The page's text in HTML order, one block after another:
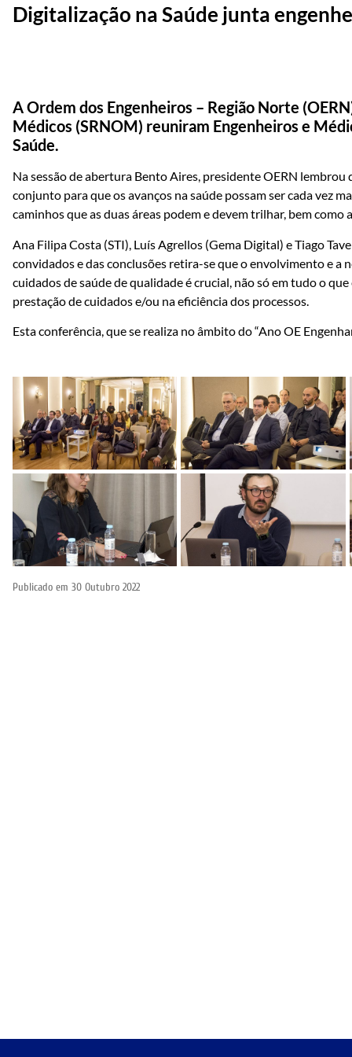
Digitalização na Saúde junta
A Ordem dos Engenheiros – Região Norte
Médicos (SRNOM) reuniram Engenheiros e
Saúde.
Na sessão de abertura Bento Aires, presidente OERN
conjunto para que os avanços na saúde possam ser cada vez
caminhos que as duas áreas podem e devem trilhar, bem como
Ana Filipa Costa (STI), Luís Agrellos (Gema Digital) e Tiago
convidados e das conclusões retira-se que o envolvimento e a
cuidados de saúde de qualidade é crucial, não só em tudo o
prestação de cuidados e/ou na eficiência dos processos.
Esta conferência, que se realiza no âmbito do “Ano OE
Publicado em 30 Outubro 2022